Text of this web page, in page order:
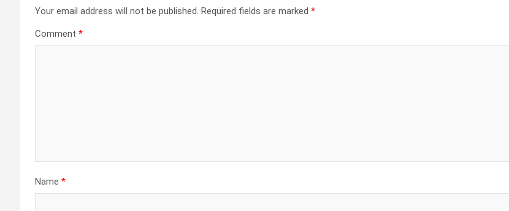
Your email address will not be published. Required fields are marked *
Comment *
Name *